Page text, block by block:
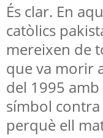
És clar. En
catòlics
mereixen de
que va morir
del 1995 amb
símbol contra
perquè ell